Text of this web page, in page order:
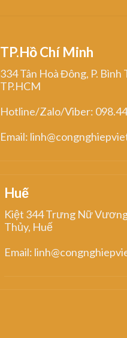
TP.Hồ Chí Minh
334 Tân Hoà Đông, P. Bình
TP.HCM
Hotline/Zalo/Viber:
Email:
Huế
Kiệt 344 Trưng Nữ
Thủy, Huế
Email: